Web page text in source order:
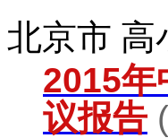
北京市 高
2015年
议报告